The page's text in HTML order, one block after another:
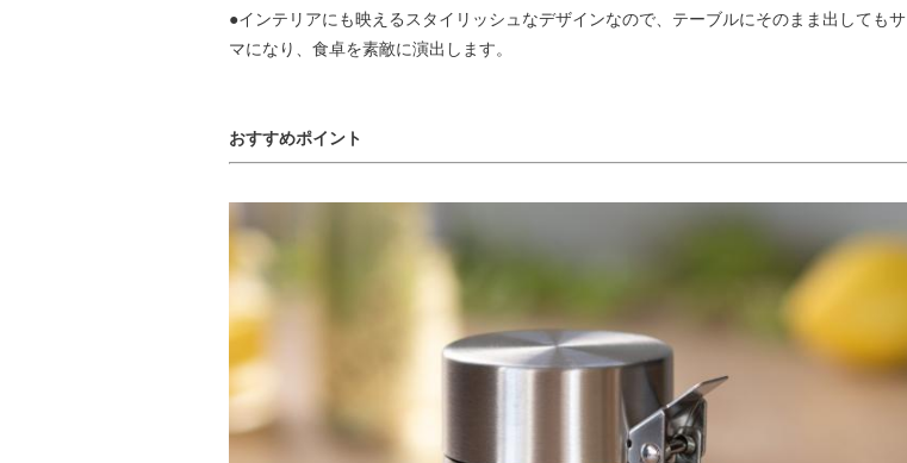
●インテリアにも映えるスタイリッシュなデザインなので、テーブルにそのまま出してもサ
マになり、食卓を素敵に演出します。
おすすめポイント